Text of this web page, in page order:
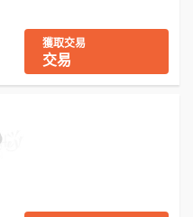
獲取交易
交易